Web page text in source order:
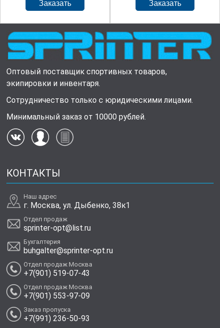
Оптовый поставщик спортивных товаров,
экипировки и инвентаря.
Сотрудничество только с юридическими лицами.
Минимальный заказ от 10000 рублей.
КОНТАКТЫ
Наш адрес
г. Москва, ул. Дыбенко, 38к1
Отдел продаж
sprinter-opt@list.ru
Бухгалтерия
buhgalter@sprinter-opt.ru
Отдел продаж Москва
+7(901) 519-07-43
Отдел продаж Москва
+7(901) 553-97-09
Заказ пропуска
+7(991) 236-50-93